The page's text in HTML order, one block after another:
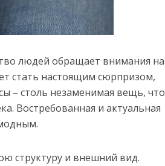
людей обращает внимания на
стать настоящим сюрпризом,
– столь незаменимая вещь, что
Востребованная и актуальная
структуру и внешний вид.